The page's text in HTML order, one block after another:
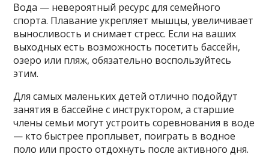
Вода — невероятный ресурс для семейного
спорта. Плавание укрепляет мышцы, увеличивает
выносливость и снимает стресс. Если на ваших
выходных есть возможность посетить бассейн,
озеро или пляж, обязательно воспользуйтесь
этим.
Для самых маленьких детей отлично подойдут
занятия в бассейне с инструктором, а старшие
члены семьи могут устроить соревнования в воде
— кто быстрее проплывет, поиграть в водное
поло или просто отдохнуть после активного дня.